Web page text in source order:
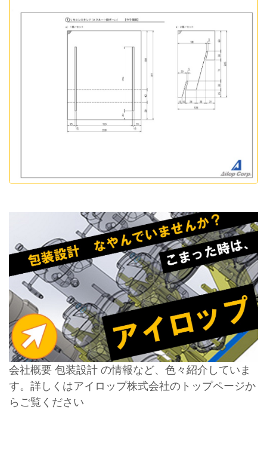
会社概要 包装設計 の情報など、色々紹介していま
す。詳しくはアイロップ株式会社のトップページか
らご覧ください